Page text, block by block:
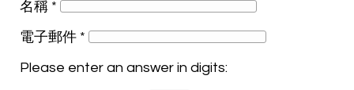
名稱 *
電子郵件 *
Please enter an answer in digits: